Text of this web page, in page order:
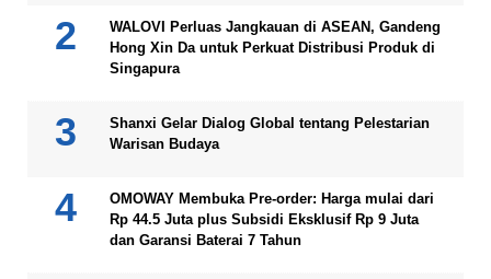
WALOVI Perluas Jangkauan di ASEAN, Gandeng
Hong Xin Da untuk Perkuat Distribusi Produk di
Singapura
Shanxi Gelar Dialog Global tentang Pelestarian
Warisan Budaya
OMOWAY Membuka Pre-order: Harga mulai dari
Rp 44.5 Juta plus Subsidi Eksklusif Rp 9 Juta
dan Garansi Baterai 7 Tahun